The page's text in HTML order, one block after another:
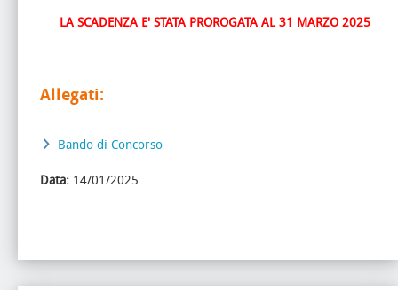
LA SCADENZA E' STATA PROROGATA AL 31 MARZO 2025
Allegati:
Bando di Concorso
Data: 14/01/2025